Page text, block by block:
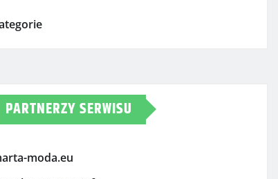
PARTNERZY SERWISU
moda.eu